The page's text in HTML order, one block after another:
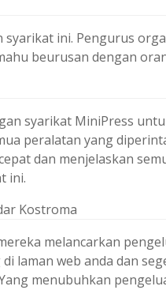
syarikat ini. Pengurus
beurusan dengan
syarikat MiniPress
peralatan yang
dan menjelaskan
ini.
Kostroma
melancarkan
laman web anda dan
menubuhkan